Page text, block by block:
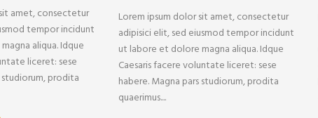
amet, consectetur
tempor incidunt
aliqua. Idque
liceret: sese
studiorum, prodita
Lorem ipsum dolor sit amet, consectetur
adipisici elit, sed eiusmod tempor incidunt
ut labore et dolore magna aliqua. Idque
Caesaris facere voluntate liceret: sese
habere. Magna pars studiorum, prodita
quaerimus....